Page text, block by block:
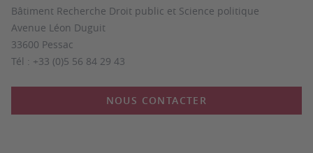
Bâtiment Recherche Droit public et Science politique
Avenue Léon Duguit
33600 Pessac
Tél : +33 (0)5 56 84 29 43
NOUS CONTACTER